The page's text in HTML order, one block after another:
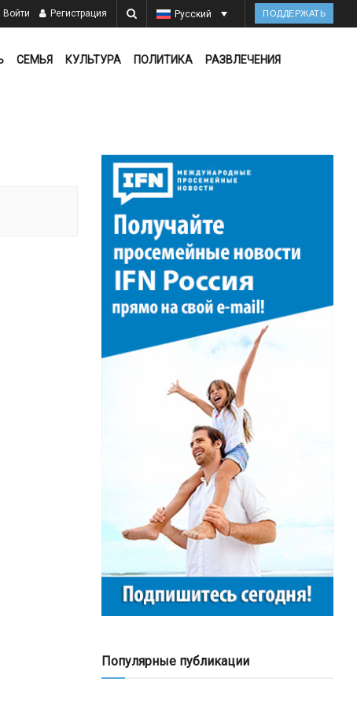
Войти Регистрация Русский ПОДДЕРЖАТЬ
СЕМЬЯ КУЛЬТУРА ПОЛИТИКА РАЗВЛЕЧЕНИЯ
Популярные публикации